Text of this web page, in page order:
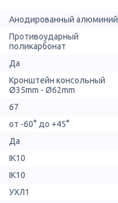
Анодированный алюминий
Противоударный
поликарбонат
Да
Кронштейн консольный
Ø35mm - Ø62mm
67
от -60° до +45°
Да
IK10
IK10
УХЛ1